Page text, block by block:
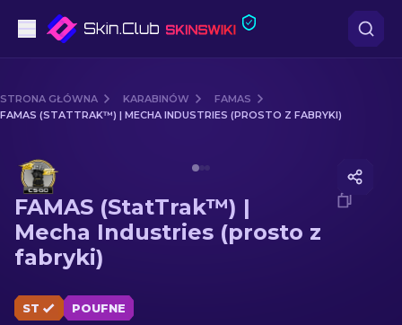
Średni poziom
karabinów
karabinów snajperskich
Noże
rękawiczek
STRONA GŁÓWNA KARABINÓW
FAMAS
FAMAS (STATTRAK™) | MECHA INDUSTRIES (PROSTO Z FABRYKI)
FAMAS (StatTrak™) |
Mecha Industries (prosto z
fabryki)
ST POUFNE